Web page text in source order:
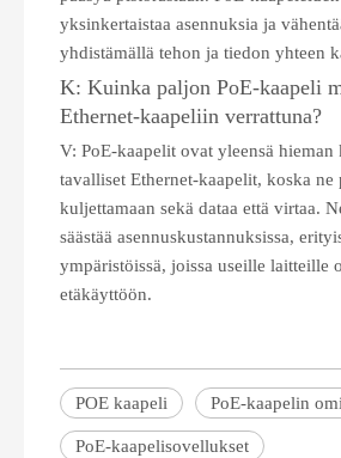
yksinkertaistaa asennuksia ja
yhdistämällä tehon ja tiedon yhteen
K: Kuinka paljon PoE-kaapeli
Ethernet-kaapeliin verrattuna?
V: PoE-kaapelit ovat yleensä
tavalliset Ethernet-kaapelit, koska ne
kuljettamaan sekä dataa että virtaa.
säästää asennuskustannuksissa,
ympäristöissä, joissa useille laitteille
etäkäyttöön.
POE kaapeli PoE-kaapelin
PoE-kaapelisovellukset
Mikä on PoE-injektori? Täydellinen opas aloittelijalta ostajalle
Oletko kyllästynyt sotkeutuneiden